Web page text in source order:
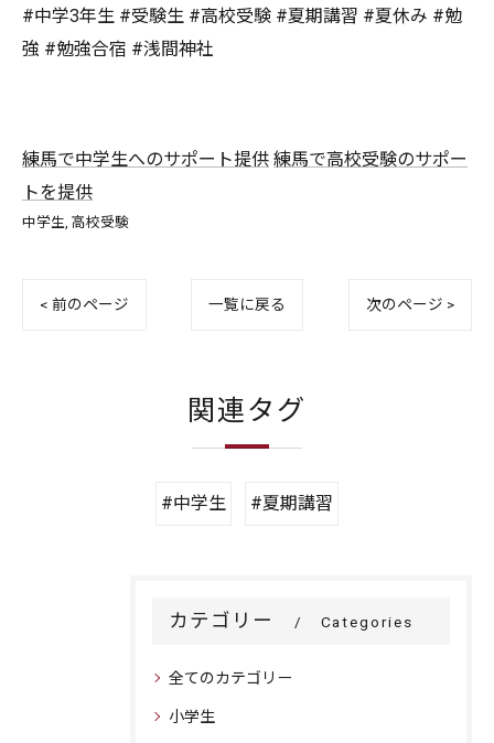
#中学3年生 #受験生 #高校受験 #夏期講習 #夏休み #勉
強 #勉強合宿 #浅間神社
練馬で中学生へのサポート提供 練馬で高校受験のサポー
トを提供
中学生 高校受験
< 前のページ 一覧に戻る 次のページ >
関連タグ
#中学生 #夏期講習
カテゴリー Categories
全てのカテゴリー
小学生